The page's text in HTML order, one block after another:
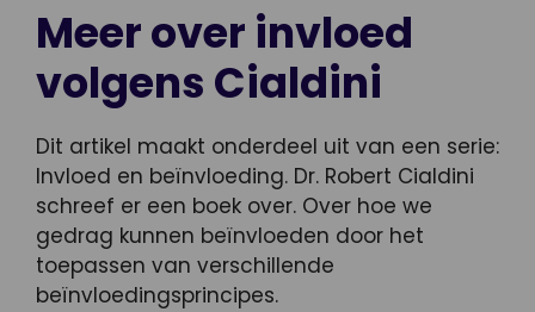
Meer over invloed
volgens Cialdini
Dit artikel maakt onderdeel uit van een serie:
Invloed en beïnvloeding. Dr. Robert Cialdini
schreef er een boek over. Over hoe we
gedrag kunnen beïnvloeden door het
toepassen van verschillende
beïnvloedingsprincipes.